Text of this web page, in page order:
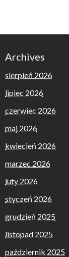
Archives
sierpień 2026
lipiec 2026
czerwiec 2026
maj 2026
kwiecień 2026
marzec 2026
luty 2026
styczeń 2026
grudzień 2025
listopad 2025
październik 2025